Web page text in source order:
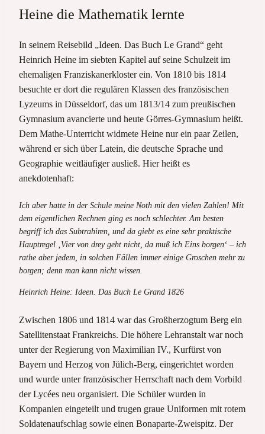
Heine die Mathematik lernte
In seinem Reisebild „Ideen. Das Buch Le Grand“ geht
Heinrich Heine im siebten Kapitel auf seine Schulzeit im
ehemaligen Franziskanerkloster ein. Von 1810 bis 1814
besuchte er dort die regulären Klassen des französischen
Lyzeums in Düsseldorf, das um 1813/14 zum preußischen
Gymnasium avancierte und heute Görres-Gymnasium heißt.
Dem Mathe-Unterricht widmete Heine nur ein paar Zeilen,
während er sich über Latein, die deutsche Sprache und
Geographie weitläufiger ausließ. Hier heißt es
anekdotenhaft:
Ich aber hatte in der Schule meine Noth mit den vielen Zahlen! Mit
dem eigentlichen Rechnen ging es noch schlechter. Am besten
begriff ich das Subtrahiren, und da giebt es eine sehr praktische
Hauptregel ‚Vier von drey geht nicht, da muß ich Eins borgen‘ – ich
rathe aber jedem, in solchen Fällen immer einige Groschen mehr zu
borgen; denn man kann nicht wissen.
Heinrich Heine: Ideen. Das Buch Le Grand 1826
Zwischen 1806 und 1814 war das Großherzogtum Berg ein
Satellitenstaat Frankreichs. Die höhere Lehranstalt war noch
unter der Regierung von Maximilian IV., Kurfürst von
Bayern und Herzog von Jülich-Berg, eingerichtet worden
und wurde unter französischer Herrschaft nach dem Vorbild
der Lycées neu organisiert. Die Schüler wurden in
Kompanien eingeteilt und trugen graue Uniformen mit rotem
Soldatenaufschlag sowie einen Bonaparte-Zweispitz. Der